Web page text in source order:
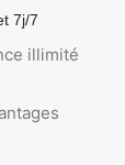
7j/7
illimité